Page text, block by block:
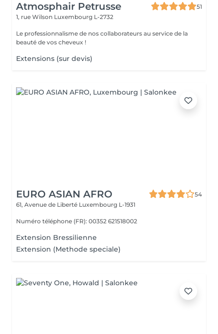
Atmosphair Petrusse
51
1, rue Wilson Luxembourg L-2732
Le professionnalisme de nos collaborateurs au service de la
beauté de vos cheveux !
Extensions (sur devis)
EURO ASIAN AFRO
54
61, Avenue de Liberté Luxembourg L-1931
Numéro téléphone (FR): 00352 621518002
Extension Bressilienne
Extension (Methode speciale)